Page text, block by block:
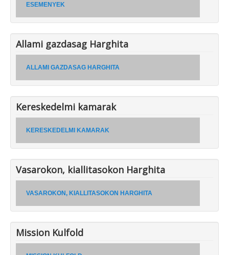
ESEMENYEK
Allami gazdasag Harghita
ALLAMI GAZDASAG HARGHITA
Kereskedelmi kamarak
KERESKEDELMI KAMARAK
Vasarokon, kiallitasokon Harghita
VASAROKON, KIALLITASOKON HARGHITA
Mission Kulfold